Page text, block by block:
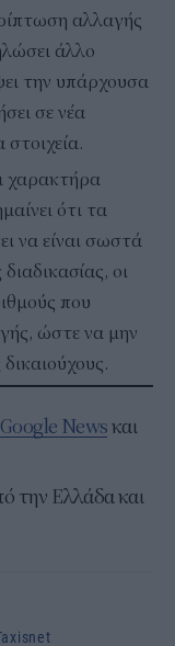
αλλαγής
άλλο
την υπάρχουσα
σε νέα
χαρακτήρα
ότι τα
να είναι σωστά
οι
που
ώστε να μην
Google Newsκαι
την Ελλάδα και